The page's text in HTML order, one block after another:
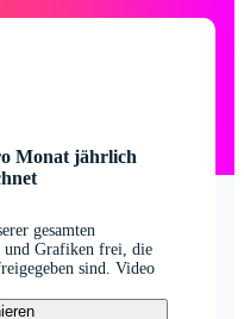
Monat jährlich
gesamten
und Grafiken frei, die
sind. Video